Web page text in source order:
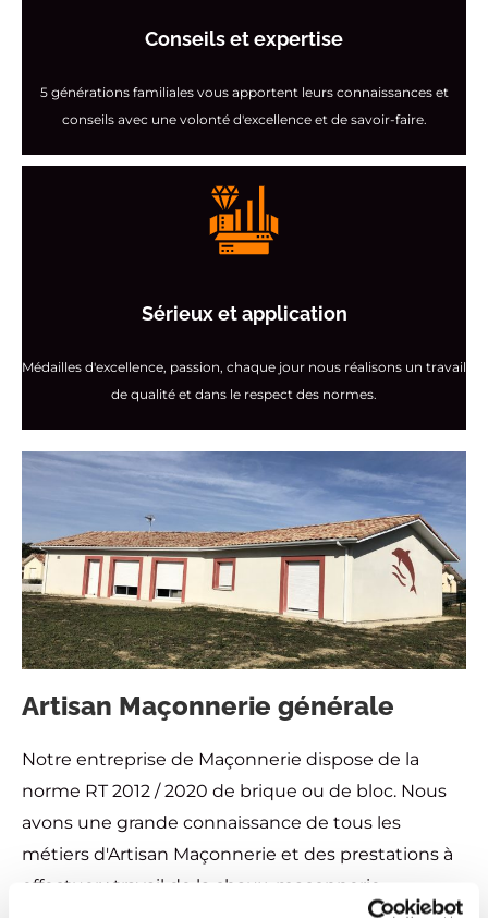
Conseils et expertise
5 générations familiales vous apportent leurs connaissances et
conseils avec une volonté d'excellence et de savoir-faire.
Sérieux et application
Médailles d'excellence, passion, chaque jour nous réalisons un travail
de qualité et dans le respect des normes.
Artisan Maçonnerie générale
Notre entreprise de Maçonnerie dispose de la
norme RT 2012 / 2020 de brique ou de bloc. Nous
avons une grande connaissance de tous les
métiers d'Artisan Maçonnerie et des prestations à
effectuer : travail de la chaux, maçonnerie